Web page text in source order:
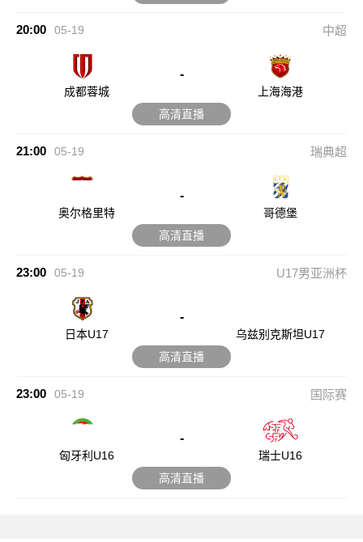
20:00 05-19 中超
成都蓉城
-
上海海港
高清直播
21:00 05-19 瑞典超
奥尔格里特
-
哥德堡
高清直播
23:00 05-19 U17男亚洲杯
日本U17
-
乌兹别克斯坦U17
高清直播
23:00 05-19 国际赛
匈牙利U16
-
瑞士U16
高清直播